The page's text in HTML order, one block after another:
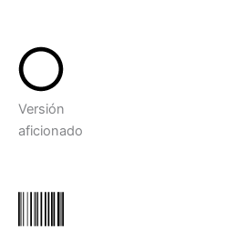
Versión
aficionado